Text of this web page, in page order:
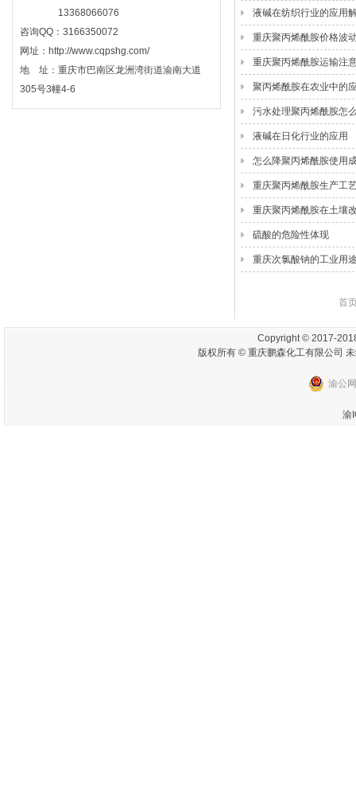
液碱在纺织行业的应用
重庆聚丙烯酰胺价格波
重庆聚丙烯酰胺运输注
聚丙烯酰胺在农业中的
污水处理聚丙烯酰胺怎
液碱在日化行业的应用
怎么降聚丙烯酰胺使用
重庆聚丙烯酰胺生产工
重庆聚丙烯酰胺在土壤
硫酸的危险性体现
重庆次氯酸钠的工业用
首
13368066076
咨询QQ：3166350072
网址：http://www.cqpshg.com/
地 址：重庆市巴南区龙洲湾街道渝南大道
305号3幢4-6
Copyright © 2017-
版权所有 © 重庆鹏森化工有限公司
渝公
渝